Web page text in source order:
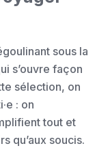
sous la
s’ouvre façon
sélection, on
: on
tout et
qu’aux soucis.